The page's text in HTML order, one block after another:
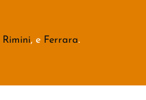
Rimini, e Ferrara.